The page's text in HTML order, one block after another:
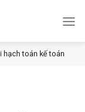
hạch toán kế toán